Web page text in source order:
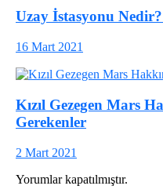
Uzay İstasyonu
16 Mart 2021
Kızıl Gezegen Mars
Gerekenler
2 Mart 2021
Yorumlar kapatılmıştır.